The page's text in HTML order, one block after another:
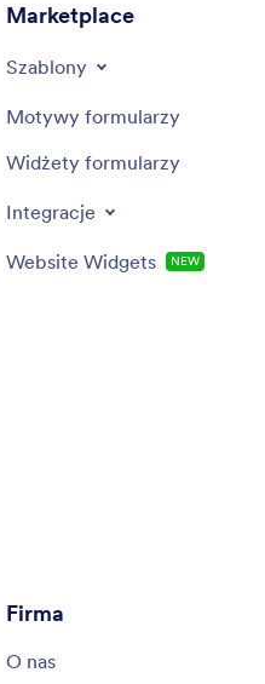
Marketplace
Szablony
Motywy formularzy
Widżety formularzy
Integracje
Website Widgets NEW
Firma
O nas